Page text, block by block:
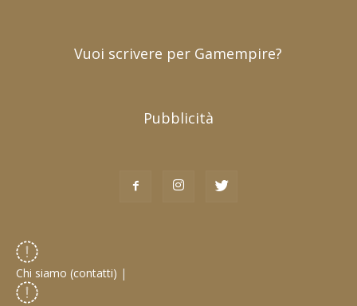
Vuoi scrivere per Gamempire?
Pubblicità
Chi siamo (contatti) |